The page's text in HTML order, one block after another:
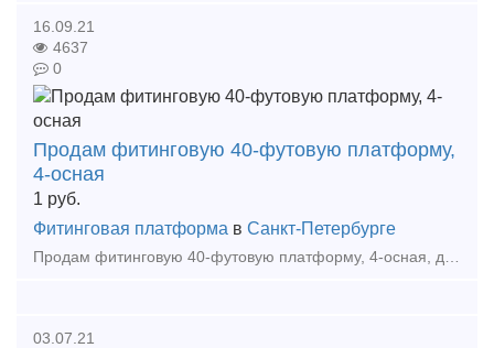
16.09.21
4637
0
Продам фитинговую 40-футовую платформу,
4-осная
1 руб.
Фитинговая платформа в Санкт-Петербурге
03.07.21